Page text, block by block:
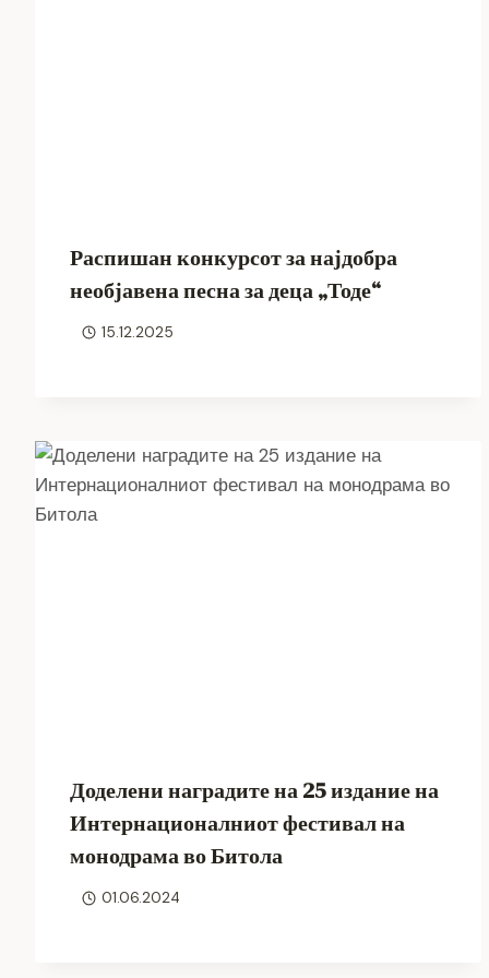
Распишан конкурсот за најдобра
необјавена песна за деца „Тоде“
15.12.2025
Доделени наградите на 25 издание на
Интернационалниот фестивал на
монодрама во Битола
01.06.2024